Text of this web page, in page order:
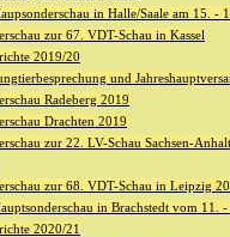
in Halle/Saale am 15. -
zur 67. VDT-Schau in Kassel
2019/20
und
Radeberg 2019
Drachten 2019
zur 22. LV-Schau Sachsen-
zur 68. VDT-Schau in Leipzig
in Brachstedt vom 11.
2020/21